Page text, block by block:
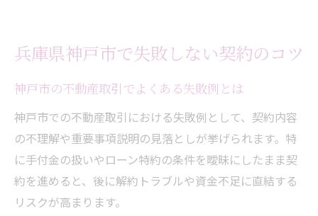
兵庫県神戸市で失敗しない契約のコツ
神戸市の不動産取引でよくある失敗例とは
神戸市での不動産取引における失敗例として、契約内容
の不理解や重要事項説明の見落としが挙げられます。特
に手付金の扱いやローン特約の条件を曖昧にしたまま契
約を進めると、後に解約トラブルや資金不足に直結する
リスクが高まります。